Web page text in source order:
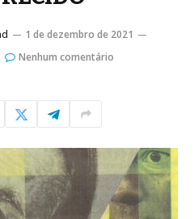
1 de dezembro de 2021
Nenhum comentário